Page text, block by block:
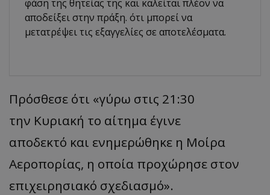
φάση της θητείας της και καλείται πλέον να
αποδείξει στην πράξη. ότι μπορεί να
μετατρέψει τις εξαγγελίες σε αποτελέσματα.
Πρόσθεσε ότι «γύρω στις 21:30
την Κυριακή το αίτημα έγινε
αποδεκτό και ενημερώθηκε η Μοίρα
Αεροπορίας, η οποία προχώρησε στον
επιχειρησιακό σχεδιασμό».